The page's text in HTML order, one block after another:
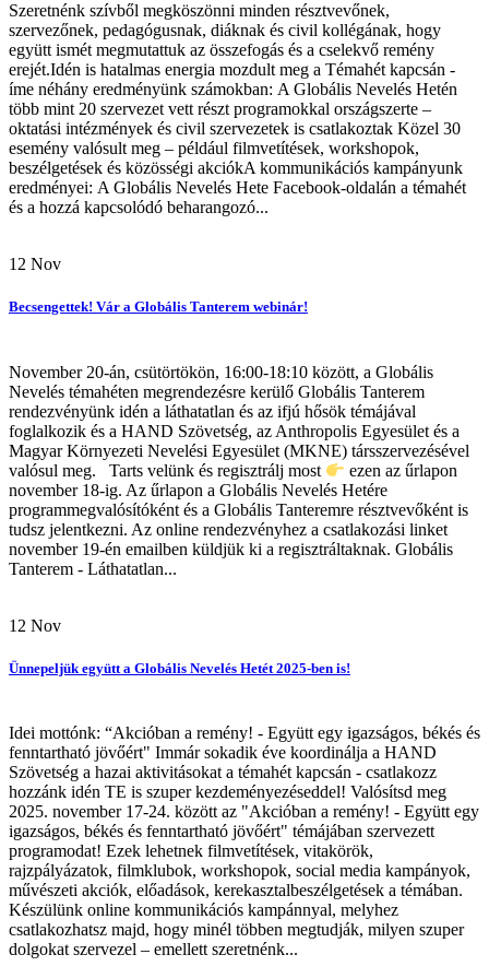
Szeretnénk szívből megköszönni minden résztvevőnek,
szervezőnek, pedagógusnak, diáknak és civil kollégának, hogy
együtt ismét megmutattuk az összefogás és a cselekvő remény
erejét.Idén is hatalmas energia mozdult meg a Témahét kapcsán -
íme néhány eredményünk számokban: A Globális Nevelés Hetén
több mint 20 szervezet vett részt programokkal országszerte –
oktatási intézmények és civil szervezetek is csatlakoztak Közel 30
esemény valósult meg – például filmvetítések, workshopok,
beszélgetések és közösségi akciókA kommunikációs kampányunk
eredményei: A Globális Nevelés Hete Facebook-oldalán a témahét
és a hozzá kapcsolódó beharangozó...
12 Nov
Becsengettek! Vár a Globális Tanterem webinár!
November 20-án, csütörtökön, 16:00-18:10 között, a Globális
Nevelés témahéten megrendezésre kerülő Globális Tanterem
rendezvényünk idén a láthatatlan és az ifjú hősök témájával
foglalkozik és a HAND Szövetség, az Anthropolis Egyesület és a
Magyar Környezeti Nevelési Egyesület (MKNE) társszervezésével
valósul meg. Tarts velünk és regisztrálj most
ezen az űrlapon
november 18-ig. Az űrlapon a Globális Nevelés Hetére
programmegvalósítóként és a Globális Tanteremre résztvevőként is
tudsz jelentkezni. Az online rendezvényhez a csatlakozási linket
november 19-én emailben küldjük ki a regisztráltaknak. Globális
Tanterem - Láthatatlan...
12 Nov
Ünnepeljük együtt a Globális Nevelés Hetét 2025-ben is!
Idei mottónk: “Akcióban a remény! - Együtt egy igazságos, békés és
fenntartható jövőért" Immár sokadik éve koordinálja a HAND
Szövetség a hazai aktivitásokat a témahét kapcsán - csatlakozz
hozzánk idén TE is szuper kezdeményezéseddel! Valósítsd meg
2025. november 17-24. között az "Akcióban a remény! - Együtt egy
igazságos, békés és fenntartható jövőért" témájában szervezett
programodat! Ezek lehetnek filmvetítések, vitakörök,
rajzpályázatok, filmklubok, workshopok, social media kampányok,
művészeti akciók, előadások, kerekasztalbeszélgetések a témában.
Készülünk online kommunikációs kampánnyal, melyhez
csatlakozhatsz majd, hogy minél többen megtudják, milyen szuper
dolgokat szervezel – emellett szeretnénk...